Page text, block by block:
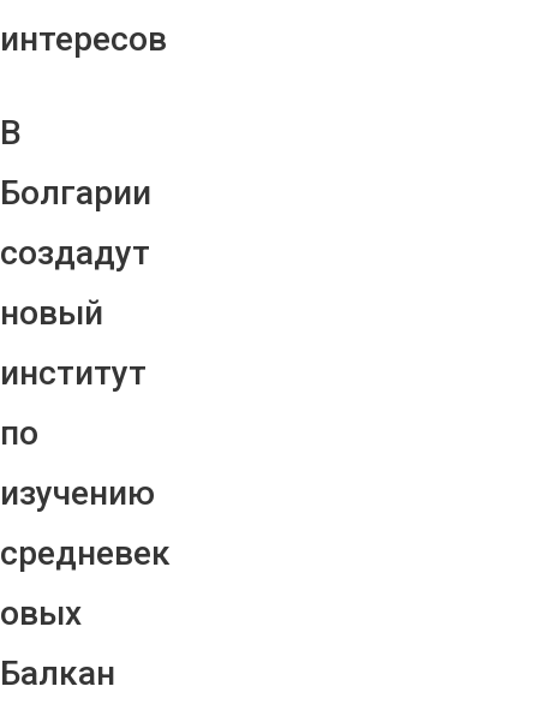
интересов
В
Болгарии
создадут
новый
институт
по
изучению
средневек
овых
Балкан